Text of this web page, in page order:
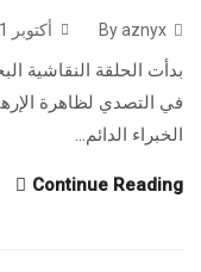
أكتوبر 1, 2018
بدأت الحلقة النقاشية
في التصدي لظاهرة
الخبراء الدائم...
Continue Reading